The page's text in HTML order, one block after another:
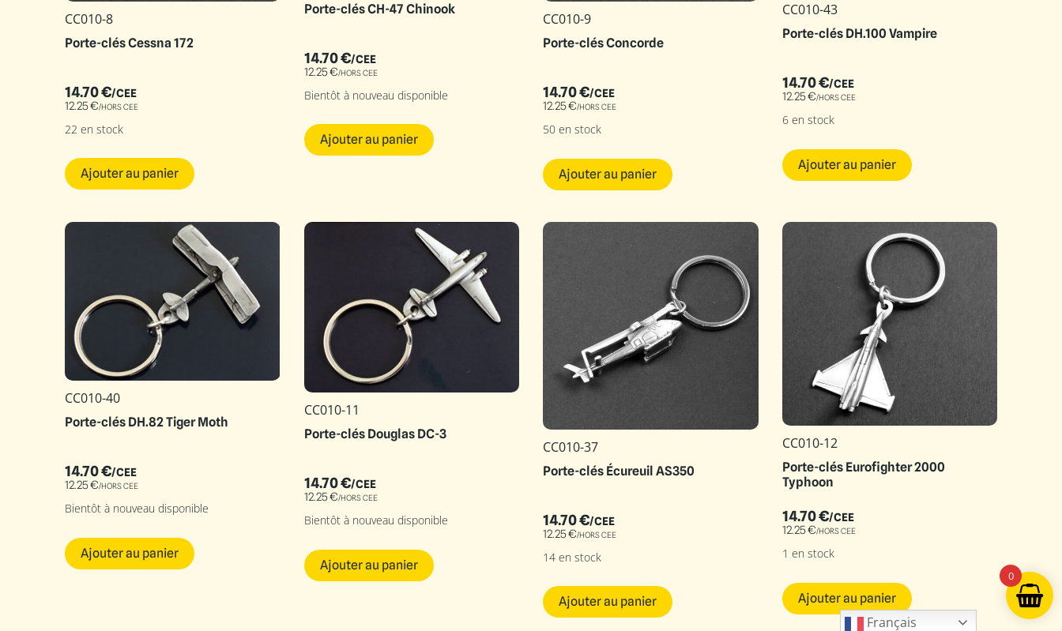
CC010-8
Porte-clés Cessna 172
14.70€/CEE
12.25€/HORS CEE
22 en stock
Ajouter au panier
Porte-clés CH-47 Chinook
14.70€/CEE
12.25€/HORS CEE
Bientôt à nouveau disponible
Ajouter au panier
CC010-9
Porte-clés Concorde
14.70€/CEE
12.25€/HORS CEE
50 en stock
Ajouter au panier
CC010-43
Porte-clés DH.100 Vampire
14.70€/CEE
12.25€/HORS CEE
6 en stock
Ajouter au panier
CC010-40
Porte-clés DH.82 Tiger Moth
14.70€/CEE
12.25€/HORS CEE
Bientôt à nouveau disponible
Ajouter au panier
CC010-11
Porte-clés Douglas DC-3
14.70€/CEE
12.25€/HORS CEE
Bientôt à nouveau disponible
Ajouter au panier
CC010-37
Porte-clés Écureuil AS350
14.70€/CEE
12.25€/HORS CEE
14 en stock
Ajouter au panier
CC010-12
Porte-clés Eurofighter 2000
Typhoon
14.70€/CEE
12.25€/HORS CEE
1 en stock
Ajouter au panier
Français
0